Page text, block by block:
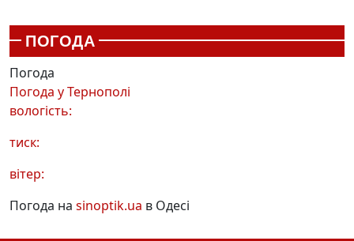
ПОГОДА
Погода
Погода уТернополі
вологість:
тиск:
вітер:
Погода на sinoptik.ua в Одесі